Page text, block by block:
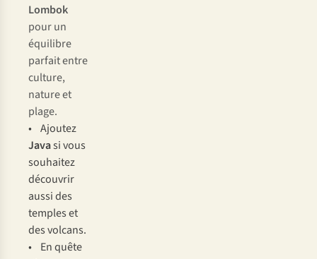
Lombok
pour un
équilibre
parfait entre
culture,
nature et
plage.
• Ajoutez
Javasi vous
souhaitez
découvrir
aussi des
temples et
des volcans.
• En quête